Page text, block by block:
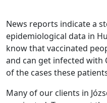
News reports indicate a
epidemiological data in
know that vaccinated
and can get infected with
of the cases these
Many of our clients in